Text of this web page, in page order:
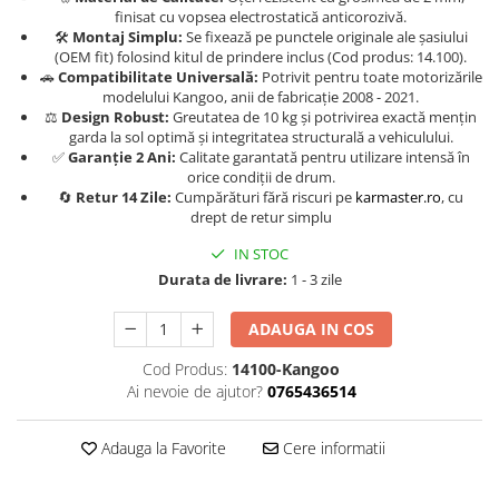
Carlige Jaecoo E5
Carlige Jeep
Carlige Kia EV4
Carlige Kia EV5
Carlige Kia PV5
Carlige Lexus
Carlige Mercedes
Carlige MG
Covorase auto Toyota
Covorase auto Volvo
Covorase auto Vw
Scut motor MAN
Scut motor Maxus
Scut motor Mazda
Scut motor Mercedes
Scut motor MG
Scut motor Peugeot
Scut motor Porsche
Scut motor Renault
Scut motor SAAB
Scut motor Seat
finisat cu vopsea electrostatică anticorozivă.
🛠️ Montaj Simplu: Se fixează pe punctele originale ale șasiului
(OEM fit) folosind kitul de prindere inclus (Cod produs: 14.100).
🚗Compatibilitate Universală: Potrivit pentru toate motorizările
modelului Kangoo, anii de fabricație 2008 - 2021.
⚖️ Design Robust: Greutatea de 10 kg și potrivirea exactă mențin
garda la sol optimă și integritatea structurală a vehiculului.
✅Garanție 2 Ani: Calitate garantată pentru utilizare intensă în
orice condiții de drum.
🔄 Retur 14 Zile: Cumpărături fără riscuri pe karmaster.ro, cu
drept de retur simplu
IN STOC
Durata de livrare: 1 - 3 zile
ADAUGA IN COS
Cod Produs: 14100-Kangoo
Ai nevoie de ajutor? 0765436514
Adauga la Favorite Cere informatii